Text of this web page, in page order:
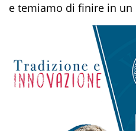
e temiamo di finire in un